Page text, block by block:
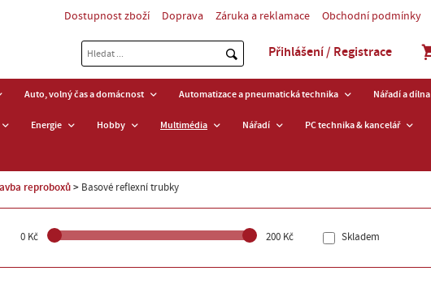
Dostupnost zboží Doprava Záruka a reklamace Obchodní podmínky
Přihlášení / Registrace
Auto, volný čas a domácnost Automatizace a pneumatická technika Nářadí a dílna
Energie Hobby Multimédia Nářadí PC technika & kancelář
reproboxů Basové reflexní trubky
0 Kč 200 Kč Skladem